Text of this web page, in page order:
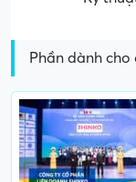
Phần dành